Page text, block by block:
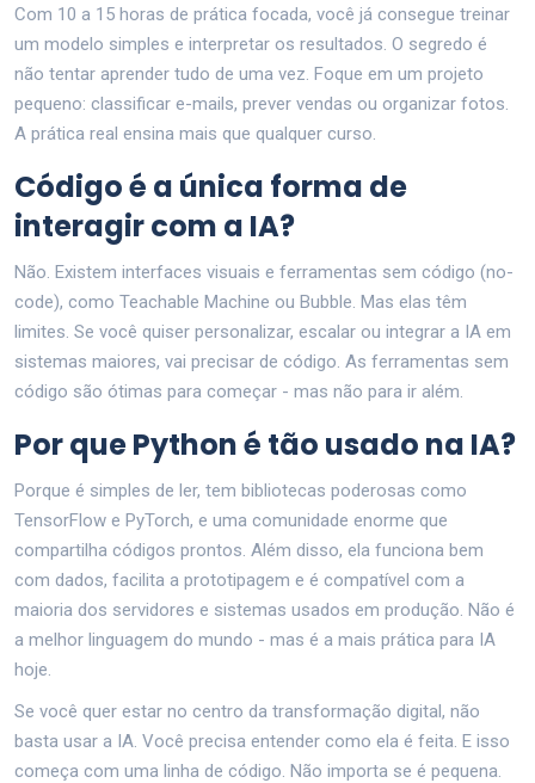
Com 10 a 15 horas de prática focada, você já consegue treinar
um modelo simples e interpretar os resultados. O segredo é
não tentar aprender tudo de uma vez. Foque em um projeto
pequeno: classificar e-mails, prever vendas ou organizar fotos.
A prática real ensina mais que qualquer curso.
Código é a única forma de
interagir com a IA?
Não. Existem interfaces visuais e ferramentas sem código (no-
code), como Teachable Machine ou Bubble. Mas elas têm
limites. Se você quiser personalizar, escalar ou integrar a IA em
sistemas maiores, vai precisar de código. As ferramentas sem
código são ótimas para começar - mas não para ir além.
Por que Python é tão usado na IA?
Porque é simples de ler, tem bibliotecas poderosas como
TensorFlow e PyTorch, e uma comunidade enorme que
compartilha códigos prontos. Além disso, ela funciona bem
com dados, facilita a prototipagem e é compatível com a
maioria dos servidores e sistemas usados em produção. Não é
a melhor linguagem do mundo - mas é a mais prática para IA
hoje.
Se você quer estar no centro da transformação digital, não
basta usar a IA. Você precisa entender como ela é feita. E isso
começa com uma linha de código. Não importa se é pequena.